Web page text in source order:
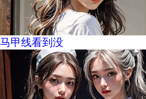
马甲线看到没